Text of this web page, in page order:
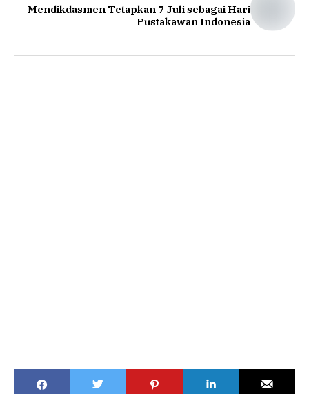
Mendikdasmen Tetapkan 7 Juli sebagai Hari
Pustakawan Indonesia